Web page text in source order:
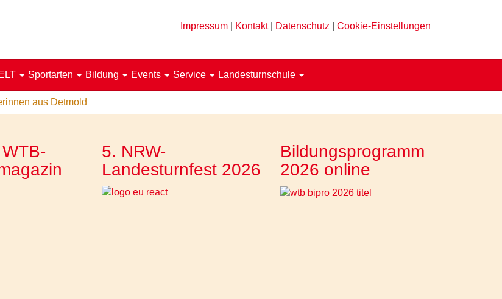
Impressum Kontakt| Datenschutz Cookie-Einstellungen
Sportarten Bildung Events Service Landesturnschule
aus Detmold
5. NRW-
Landesturnfest 2026
Bildungsprogramm
2026 online